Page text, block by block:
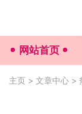
网站首页
主页 > 文章中心 >